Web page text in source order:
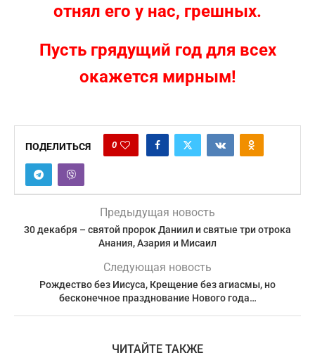
отнял его у нас, грешных.
Пусть грядущий год для всех
окажется мирным!
ПОДЕЛИТЬСЯ 0
Предыдущая новость
30 декабря – святой пророк Даниил и святые три отрока
Анания, Азария и Мисаил
Следующая новость
Рождество без Иисуса, Крещение без агиасмы, но
бесконечное празднование Нового года…
ЧИТАЙТЕ ТАКЖЕ